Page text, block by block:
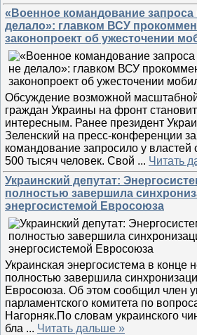
«Военное командование
делало»: главком ВСУ
законопроект об ужесточении
Обсуждение возможной
граждан Украины на фронт
интересным. Ранее президент
Зеленский на пресс-конференции
командование запросило у
500 тысяч человек. Свой ... Читать
Украинский депутат:
полностью завершила
энергосистемой Евросоюза
Украинская энергосистема в конце
полностью завершила
Евросоюза. Об этом сообщил член
парламентского комитета по
Нагорняк.По словам украинского
бла ... Читать дальше »